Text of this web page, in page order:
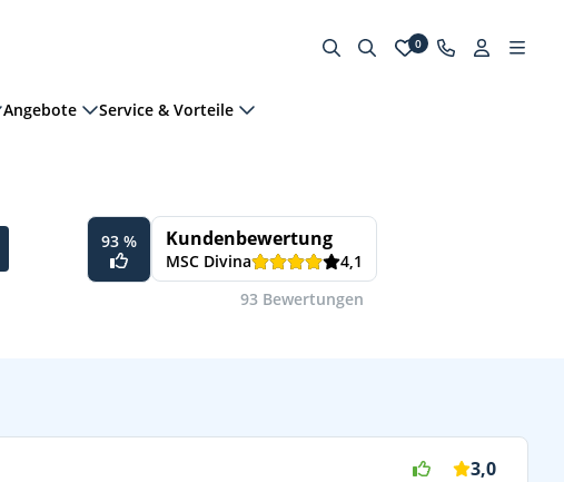
0
Angebote Service & Vorteile
93 % Kundenbewertung
MSC Divina
4,1
93 Bewertungen
3,0